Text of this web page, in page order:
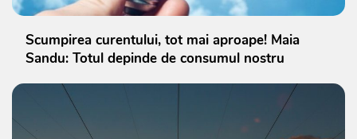
Scumpirea curentului, tot mai aproape! Maia
Sandu: Totul depinde de consumul nostru